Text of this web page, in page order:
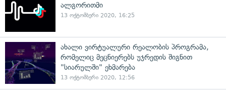
ალგორითმი
13 ოქტომბერი 2020, 16:25
ახალი ვირტუალური რეალობის პროგრამა,
რომელიც მეცნიერებს უჯრედის შიგნით
"სიარულში" ეხმარება
13 ოქტომბერი 2020, 12:56